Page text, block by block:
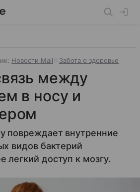
Новости Mail Забота о здоровье
между
в носу и
повреждает внутренние
видов бактерий
легкий доступ к мозгу.